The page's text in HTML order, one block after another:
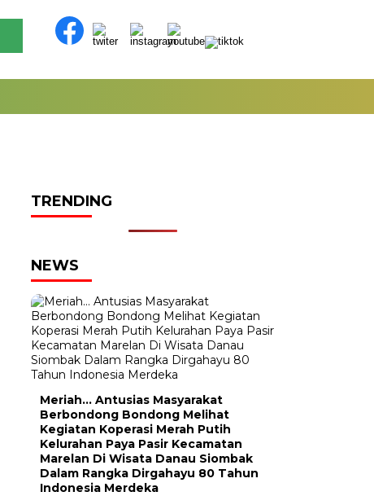
TRENDING
NEWS
Meriah… Antusias Masyarakat
Berbondong Bondong Melihat
Kegiatan Koperasi Merah Putih
Kelurahan Paya Pasir Kecamatan
Marelan Di Wisata Danau Siombak
Dalam Rangka Dirgahayu 80 Tahun
Indonesia Merdeka